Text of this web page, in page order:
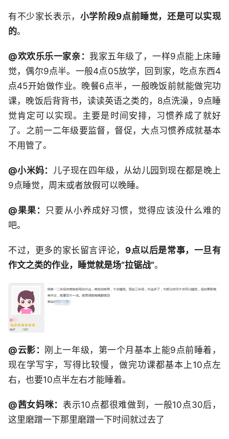
有不少家长表示， 小学阶段9点前睡觉，还是可以实现
的。
@欢欢乐乐一家亲：我家五年级了，一样9点能上床睡
觉，偶尔9点半。一般4点05放学，回到家，吃点东西4
点45开始做作业。晚餐6点半，一般晚饭前就能做完功
课，晚饭后背背书，读读英语之类的，8点洗澡，9点睡
觉肯定可以实现。主要是时间安排，习惯养成了就好
了。之前一二年级要监督，督促，大点习惯养成就基本
不用管了。
@小米妈： 儿子现在四年级，从幼儿园到现在都是晚上
9点睡觉，周末或者放假可以晚睡。
@果果： 只要从小养成好习惯，觉得应该没什么难的
吧。
不过，更多的家长留言评论， 9点以后是常事，一旦有
作文之类的作业，睡觉就是场“拉锯战”。
@云影：
刚上一年级，第一个月基本上能9点前睡着，
现在学写字，写得比较慢，做完功课都基本上10点左
右，也要10点半左右才能睡着。
@茜女妈咪： 表示10点都很难做到，一般10点30后，
这里磨蹭一下那里磨蹭一下时间就过去了